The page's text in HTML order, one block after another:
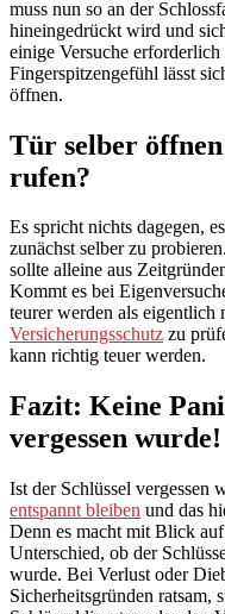
muss nun so an der
hineingedrückt wird und
einige Versuche
Fingerspitzengefühl lässt
öffnen.
Tür selber
rufen?
Es spricht nichts dagegen,
zunächst selber zu
sollte alleine aus
Kommt es bei
teurer werden als
Versicherungsschutz zu
kann richtig teuer werden.
Fazit: Keine
vergessen wurde!
Ist der Schlüssel vergessen
entspannt bleiben und das
Denn es macht mit Blick
Unterschied, ob der
wurde. Bei Verlust oder
Sicherheitsgründen ratsam,